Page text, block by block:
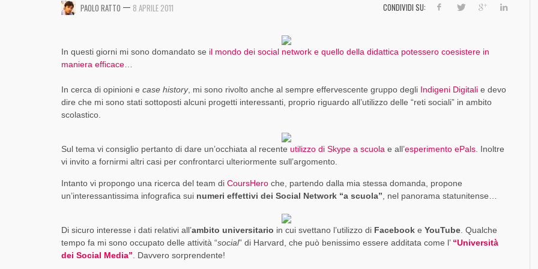
1 AGOSTO 2017
PAOLO RATTO, 1 AGOSTO 2017
SOCIAL MEDIA MARKETING
PAOLO RATTO, 1 AGOSTO 2017
INVESTIRE SU TWITTER?
EVOLUZIONE E CONFRONTI TRA PIATTAFORME
LA TUA AZIENDA?
CONDIVIDI SU:
PAOLO RATTO — 8 APRILE 2011
In questi giorni mi sono domandato se il mondo dei social network e quello della didattica potessero coesistere in
maniera efficace…
In cerca di opinioni e case history, mi sono rivolto anche al sempre effervescente gruppo degli Indigeni Digitali e devo
dire che mi sono stati sottoposti alcuni progetti interessanti, proprio riguardo all’utilizzo delle “reti sociali” in ambito
scolastico.
Sul tema vi consiglio pertanto di dare un’occhiata al recente utilizzo di Skype a scuola e all’esperimento ePals. Inoltre
vi invito a fornirmi altri casi per confrontarci ulteriormente sull’argomento.
Intanto vi propongo una ricerca del team di CoursHero che, partendo dalla mia stessa domanda, propone
un’interessantissima infografica sui numeri effettivi dei Social Network “a scuola”, nel panorama statunitense…
Di sicuro interesse i dati relativi all’ambito universitario in cui svettano l’utilizzo di Facebook e YouTube. Qualche
tempo fa mi sono occupato delle attività “social” di Harvard, che può benissimo essere additata come l’ “Università
dei Social Media”. Davvero sorprendente!